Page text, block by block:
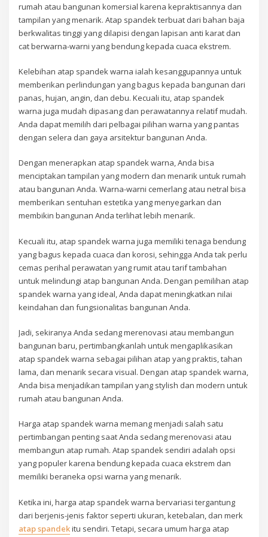
rumah atau bangunan komersial karena kepraktisannya dan
tampilan yang menarik. Atap spandek terbuat dari bahan baja
berkwalitas tinggi yang dilapisi dengan lapisan anti karat dan
cat berwarna-warni yang bendung kepada cuaca ekstrem.
Kelebihan atap spandek warna ialah kesanggupannya untuk
memberikan perlindungan yang bagus kepada bangunan dari
panas, hujan, angin, dan debu. Kecuali itu, atap spandek
warna juga mudah dipasang dan perawatannya relatif mudah.
Anda dapat memilih dari pelbagai pilihan warna yang pantas
dengan selera dan gaya arsitektur bangunan Anda.
Dengan menerapkan atap spandek warna, Anda bisa
menciptakan tampilan yang modern dan menarik untuk rumah
atau bangunan Anda. Warna-warni cemerlang atau netral bisa
memberikan sentuhan estetika yang menyegarkan dan
membikin bangunan Anda terlihat lebih menarik.
Kecuali itu, atap spandek warna juga memiliki tenaga bendung
yang bagus kepada cuaca dan korosi, sehingga Anda tak perlu
cemas perihal perawatan yang rumit atau tarif tambahan
untuk melindungi atap bangunan Anda. Dengan pemilihan atap
spandek warna yang ideal, Anda dapat meningkatkan nilai
keindahan dan fungsionalitas bangunan Anda.
Jadi, sekiranya Anda sedang merenovasi atau membangun
bangunan baru, pertimbangkanlah untuk mengaplikasikan
atap spandek warna sebagai pilihan atap yang praktis, tahan
lama, dan menarik secara visual. Dengan atap spandek warna,
Anda bisa menjadikan tampilan yang stylish dan modern untuk
rumah atau bangunan Anda.
Harga atap spandek warna memang menjadi salah satu
pertimbangan penting saat Anda sedang merenovasi atau
membangun atap rumah. Atap spandek sendiri adalah opsi
yang populer karena bendung kepada cuaca ekstrem dan
memiliki beraneka opsi warna yang menarik.
Ketika ini, harga atap spandek warna bervariasi tergantung
dari berjenis-jenis faktor seperti ukuran, ketebalan, dan merk
atap spandekitu sendiri. Tetapi, secara umum harga atap